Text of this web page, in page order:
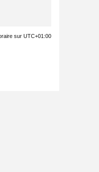
sur UTC+01:00